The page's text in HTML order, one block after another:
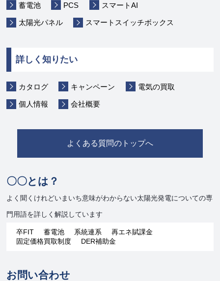
蓄電池 PCS スマートAI
太陽光パネル スマートスイッチボックス
詳しく知りたい
カタログ キャンペーン 電気の買取
個人情報 会社概要
よくある質問のトップへ
〇〇とは？
よく聞くけれどいまいち意味がわからない太陽光発電についての専
門用語を詳しく解説しています
卒FIT 蓄電池 系統連系
再エネ賦課金
固定価格買取制度
DER補助金
お問い合わせ